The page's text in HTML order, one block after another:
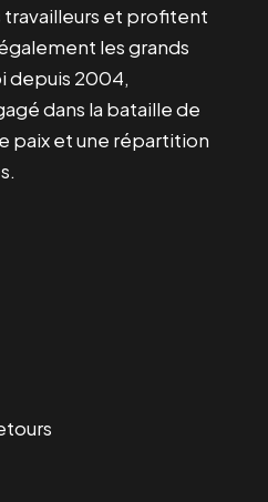
et profitent
les grands
depuis 2004,
dans la bataille de
paix et une répartition